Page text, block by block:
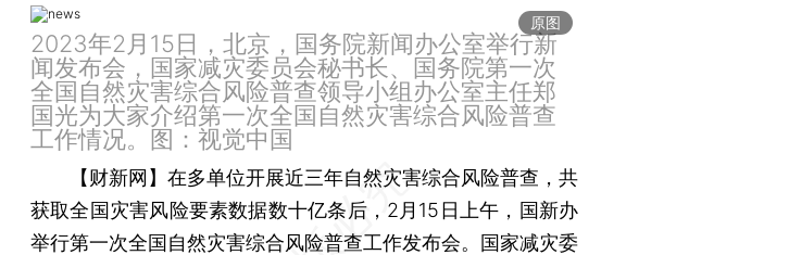
原图
2023年2月15日，北京，国务院新闻办公室举行新
闻发布会，国家减灾委员会秘书长、国务院第一次
全国自然灾害综合风险普查领导小组办公室主任郑
国光为大家介绍第一次全国自然灾害综合风险普查
工作情况。图：视觉中国
【财新网】 在多单位开展近三年自然灾害综合风险普查，共
获取全国灾害风险要素数据数十亿条后，2月15日上午，国新办
举行第一次全国自然灾害综合风险普查工作发布会。国家减灾委